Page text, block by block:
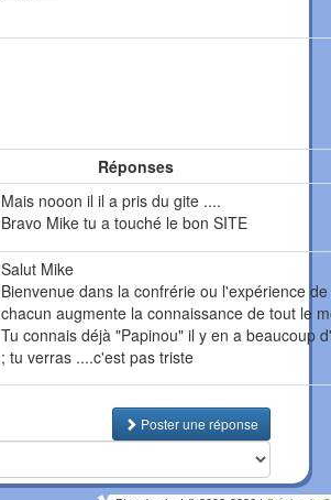
Réponses
Mais nooon il il a pris du gite ....
Bravo Mike tu a touché le bon SITE
Salut Mike
Bienvenue dans la confrérie ou l'expérience de
chacun augmente la connaissance de tout le
Tu connais déjà "Papinou" il y en a beaucoup
; tu verras ....c'est pas triste
Poster une réponse